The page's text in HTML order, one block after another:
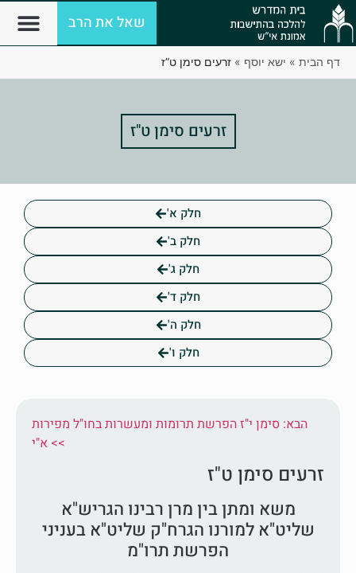
שאל את הרב
דף הבית » ישא יוסף » זרעים סימן ט”ז
זרעים סימן ט"ז
חלק א'
חלק ב'
חלק ג'
חלק ד'
חלק ה'
חלק ו'
הבא: סימן י"ז הפרשת תרומות ומעשרות בחו"ל מפירות
א"י <<
זרעים סימן ט"ז
משא ומתן בין מרן רבינו הגריש"א
שליט"א למורנו הגרח"ק שליט"א בעניני
הפרשת תרו"מ